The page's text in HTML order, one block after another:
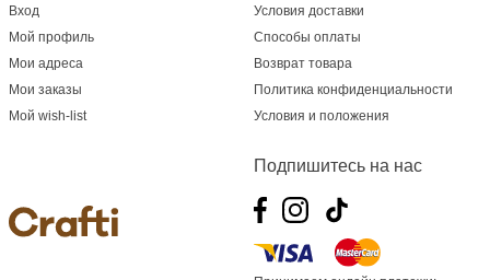
Условия доставки
Способы оплаты
Возврат товара
Политика конфиденциальности
Условия и положения
Вход
Мой профиль
Мои адреса
Мои заказы
Мой wish-list
Подпишитесь на нас